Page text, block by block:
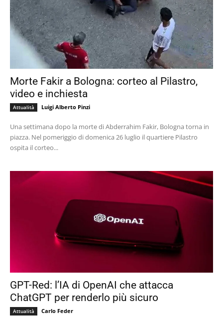
Morte Fakir a Bologna: corteo al Pilastro,
video e inchiesta
Attualità Luigi Alberto Pinzi
Una settimana dopo la morte di Abderrahim Fakir, Bologna torna in
piazza. Nel pomeriggio di domenica 26 luglio il quartiere Pilastro
ospita il corteo...
GPT-Red: l’IA di OpenAI che attacca
ChatGPT per renderlo più sicuro
Attualità Carlo Feder